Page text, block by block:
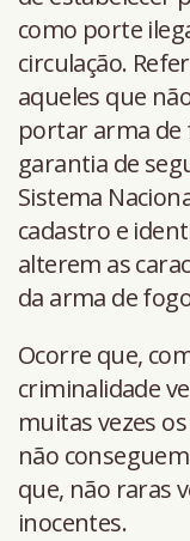
como porte
circulação.
aqueles que
portar arma de
garantia de
Sistema
cadastro e
alterem as
da arma de
Ocorre que,
criminalidade
muitas vezes
não
que, não raras
inocentes.